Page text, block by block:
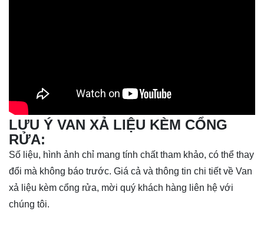
LƯU Ý VAN XẢ LIỆU KÈM CỔNG
RỬA:
Số liệu, hình ảnh chỉ mang tính chất tham khảo, có thể thay
đổi mà không báo trước. Giá cả và thông tin chi tiết về Van
xả liệu kèm cổng rửa, mời quý khách hàng liên hệ với
chúng tôi.